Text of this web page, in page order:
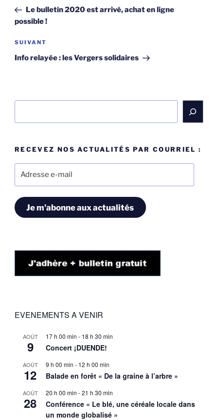
l’article
précédent
Le bulletin 2020 est arrivé, achat en ligne
possible !
Article
suivant
SUIVANT
Info relayée : les Vergers solidaires
RECEVEZ NOS ACTUALITÉS PAR COURRIEL :
Je m'abonne aux actualités
EVENEMENTS A VENIR
AOÛT
9
17 h 00 min - 18 h 30 min
Concert ¡DUENDE!
AOÛT
12
9 h 00 min - 12 h 00 min
Balade en forêt « De la graine à l’arbre »
AOÛT
28
20 h 00 min -21 h 30 min
Conférence « Le blé, une céréale locale dans
un monde globalisé »